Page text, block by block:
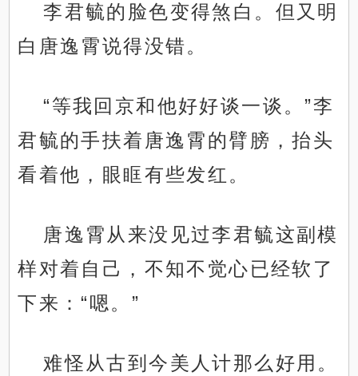
李君毓的脸色变得煞白。但又明
白唐逸霄说得没错。
“等我回京和他好好谈一谈。”李
君毓的手扶着唐逸霄的臂膀，抬头
看着他，眼眶有些发红。
唐逸霄从来没见过李君毓这副模
样对着自己，不知不觉心已经软了
下来：“嗯。”
难怪从古到今美人计那么好用。